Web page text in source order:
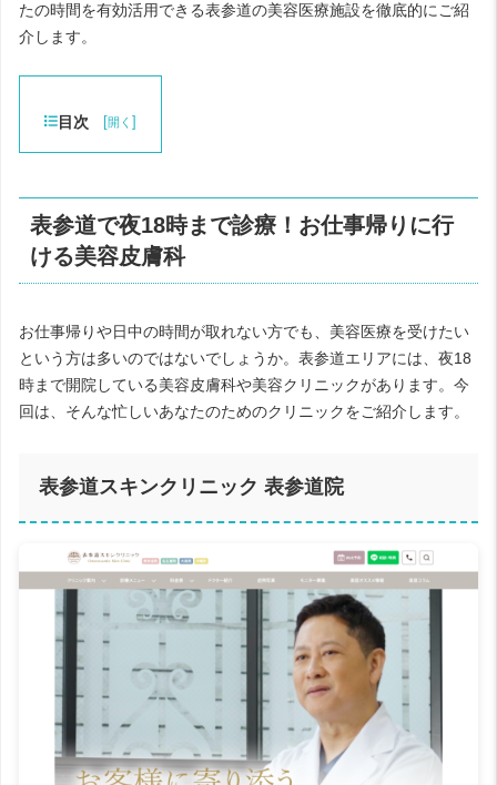
たの時間を有効活用できる表参道の美容医療施設を徹底的にご紹
介します。
目次 [開く ]
表参道で夜18時まで診療！お仕事帰りに行
ける美容皮膚科
お仕事帰りや日中の時間が取れない方でも、美容医療を受けたい
という方は多いのではないでしょうか。表参道エリアには、夜18
時まで開院している美容皮膚科や美容クリニックがあります。今
回は、そんな忙しいあなたのためのクリニックをご紹介します。
表参道スキンクリニック 表参道院